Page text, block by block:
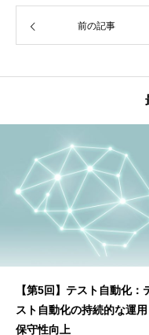
前の記事
【第5回】テスト自動化：
スト自動化の持続的な運用
保守性向上